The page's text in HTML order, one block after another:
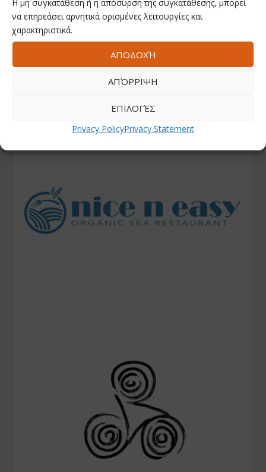
Η μη συγκατάθεση ή η απόσυρση της συγκατάθεσης, μπορεί
να επηρεάσει αρνητικά ορισμένες λειτουργίες και
χαρακτηριστικά.
ΑΠΟΔΟΧΉ
ΑΠΌΡΡΙΨΗ
ΕΠΙΛΟΓΈΣ
Privacy PolicyPrivacy Statement